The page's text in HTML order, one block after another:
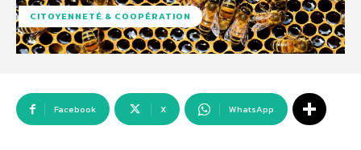
CITOYENNETÉ & COOPÉRATION
Facebook X WhatsApp